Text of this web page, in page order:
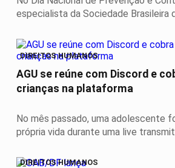
especialista da Sociedade Brasileira
DIREITOS HUMANOS
AGU se reúne com Discord e
crianças na plataforma
No mês passado, uma adolescente
própria vida durante uma live
DIREITOS HUMANOS